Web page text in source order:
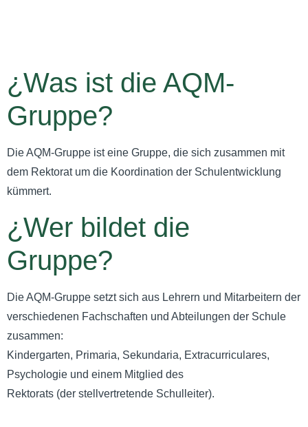
¿Was ist die AQM-
Gruppe?
Die AQM-Gruppe ist eine Gruppe, die sich zusammen mit
dem Rektorat um die Koordination der Schulentwicklung
kümmert.
¿Wer bildet die
Gruppe?
Die AQM-Gruppe setzt sich aus Lehrern und Mitarbeitern der
verschiedenen Fachschaften und Abteilungen der Schule
zusammen:
Kindergarten, Primaria, Sekundaria, Extracurriculares,
Psychologie und einem Mitglied des
Rektorats (der stellvertretende Schulleiter).